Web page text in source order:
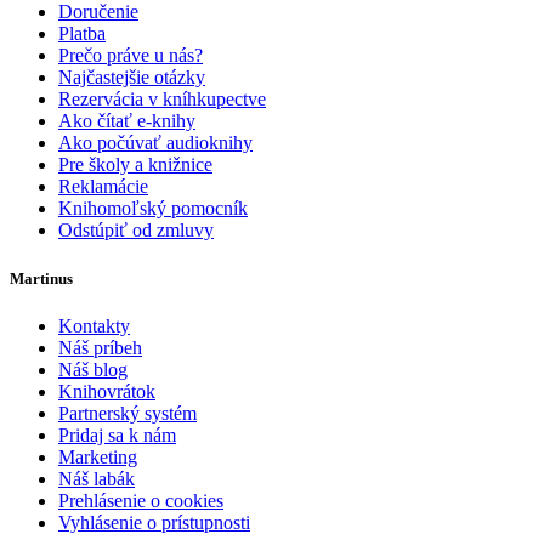
Doručenie
Platba
Prečo práve u nás?
Najčastejšie otázky
Rezervácia v kníhkupectve
Ako čítať e-knihy
Ako počúvať audioknihy
Pre školy a knižnice
Reklamácie
Knihomoľský pomocník
Odstúpiť od zmluvy
Martinus
Kontakty
Náš príbeh
Náš blog
Knihovrátok
Partnerský systém
Pridaj sa k nám
Marketing
Náš labák
Prehlásenie o cookies
Vyhlásenie o prístupnosti